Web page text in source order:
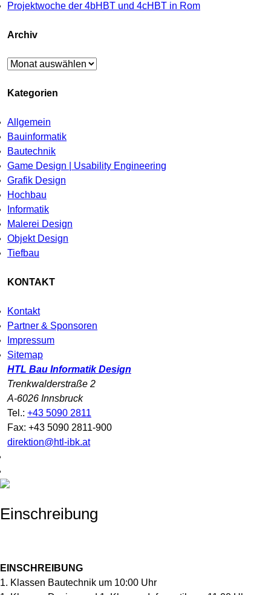
Projektwoche der 4bHBT und 4cHBT in Rom
Archiv
Archiv
Kategorien
Allgemein
Bauinformatik
Bautechnik
Game Design | Usability Engineering
Grafik Design
Hochbau
Informatik
Malerei Design
Objekt Design
Tiefbau
KONTAKT
Kontakt
Partner & Sponsoren
Impressum
Sitemap
HTL Bau Informatik Design
Trenkwalderstraße 2
A-6026 Innsbruck
Tel.: +43 5090 2811
Fax: +43 5090 2811-900
direktion@htl-ibk.at
Einschreibung
EINSCHREIBUNG
1. Klassen Bautechnik um 10:00 Uhr